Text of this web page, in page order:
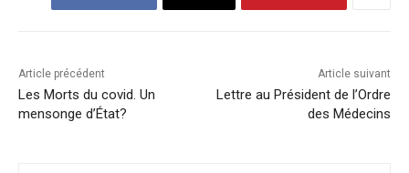
Article précédent
Les Morts du covid. Un
mensonge d’État?
Article suivant
Lettre au Président de l’Ordre
des Médecins